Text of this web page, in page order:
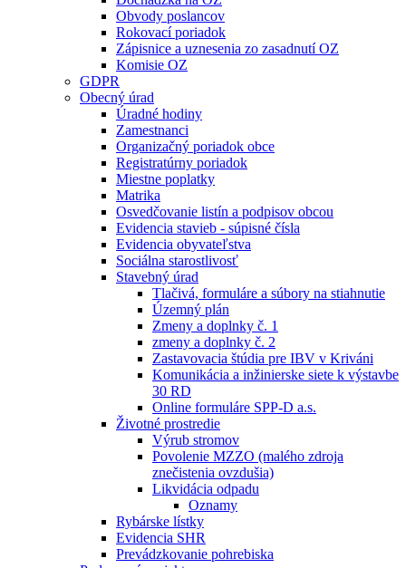
Obvody poslancov
Rokovací poriadok
Zápisnice a uznesenia zo zasadnutí OZ
Komisie OZ
GDPR
Obecný úrad
Úradné hodiny
Zamestnanci
Organizačný poriadok obce
Registratúrny poriadok
Miestne poplatky
Matrika
Osvedčovanie listín a podpisov obcou
Evidencia stavieb - súpisné čísla
Evidencia obyvateľstva
Sociálna starostlivosť
Stavebný úrad
Tlačivá, formuláre a súbory na stiahnutie
Územný plán
Zmeny a doplnky č. 1
zmeny a doplnky č. 2
Zastavovacia štúdia pre IBV v Kriváni
Komunikácia a inžinierske siete k výstavbe
30 RD
Online formuláre SPP-D a.s.
Životné prostredie
Výrub stromov
Povolenie MZZO (malého zdroja
znečistenia ovzdušia)
Likvidácia odpadu
Oznamy
Rybárske lístky
Evidencia SHR
Prevádzkovanie pohrebiska